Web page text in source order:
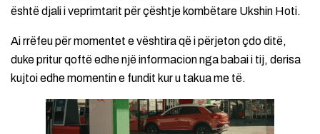
është djali i veprimtarit për çështje kombëtare Ukshin Hoti.
Ai rrëfeu për momentet e vështira që i përjeton çdo ditë,
duke pritur qoftë edhe një informacion nga babai i tij, derisa
kujtoi edhe momentin e fundit kur u takua me të.